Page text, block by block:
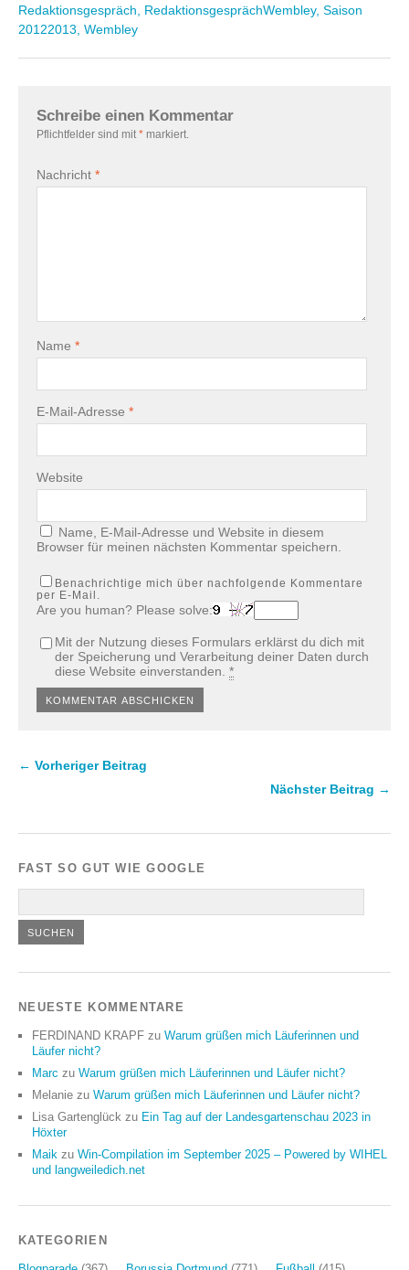
Redaktionsgespräch, RedaktionsgesprächWembley, Saison
20122013, Wembley
Schreibe einen Kommentar
Pflichtfelder sind mit * markiert.
Nachricht *
Name *
E-Mail-Adresse *
Website
Name, E-Mail-Adresse und Website in diesem
Browser für meinen nächsten Kommentar speichern.
Benachrichtige mich über nachfolgende Kommentare
per E-Mail.
Are you human? Please solve:
Mit der Nutzung dieses Formulars erklärst du dich mit
der Speicherung und Verarbeitung deiner Daten durch
diese Website einverstanden. *
← Vorheriger Beitrag
Nächster Beitrag →
FAST SO GUT WIE GOOGLE
NEUESTE KOMMENTARE
FERDINAND KRAPF zu Warum grüßen mich Läuferinnen und
Läufer nicht?
Marc zu Warum grüßen mich Läuferinnen und Läufer nicht?
Melanie zu Warum grüßen mich Läuferinnen und Läufer nicht?
Lisa Gartenglück zu Ein Tag auf der Landesgartenschau 2023 in
Höxter
Maik zu Win-Compilation im September 2025 – Powered by WIHEL
und langweiledich.net
KATEGORIEN